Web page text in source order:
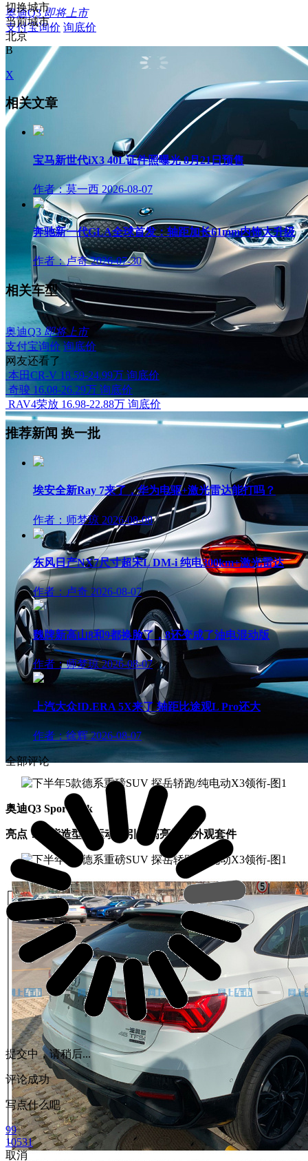
奥迪Q3 即将上市
支付宝询价 询底价
奥迪Q3 Sportback
亮点：溜背造型更运动、引入高亮黑色外观套件
切换城市
当前城市
北京
B
X
相关文章
宝马新世代iX3 40L证件照曝光 8月21日预售
作者：莫一西 2026-08-07
奔驰新一代GLA全球首发：轴距加长61mm内饰大升级
作者：卢奇 2026-07-30
相关车型
奥迪Q3 即将上市
支付宝询价 询底价
网友还看了
本田CR-V 18.59-24.99万 询底价
奇骏 16.08-26.29万 询底价
RAV4荣放 16.98-22.88万 询底价
推荐新闻 换一批
埃安全新Ray 7来了，华为电驱+激光雷达能打吗？
作者：师梦琼 2026-08-08
东风日产NX7尺寸超宋L DM-i 纯电300km+激光雷达
作者：卢奇 2026-08-07
魏牌新高山8和9都换脸了，8还变成了油电混动版
作者：师梦琼 2026-08-07
上汽大众ID.ERA 5X来了 轴距比途观L Pro还大
作者：徐辉 2026-08-07
全部评论
提交中，请稍后...
评论成功
写点什么吧
99
10531
取消